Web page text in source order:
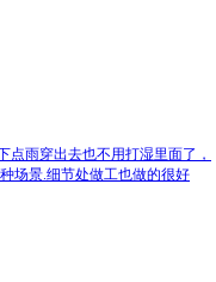
雨穿出去也不用打湿里面了，
场景.细节处做工也做的很好